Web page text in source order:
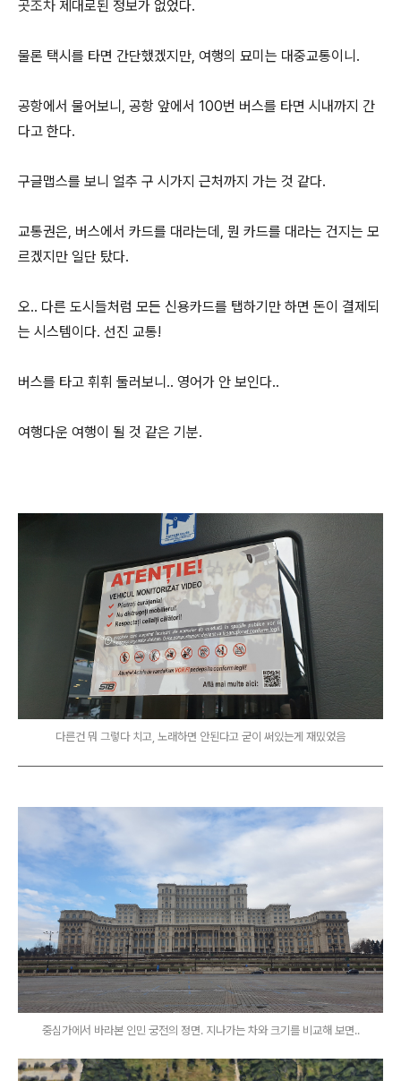
곳조차 제대로된 정보가 없었다.
물론 택시를 타면 간단했겠지만, 여행의 묘미는 대중교통이니.
공항에서 물어보니, 공항 앞에서 100번 버스를 타면 시내까지 간
다고 한다.
구글맵스를 보니 얼추 구 시가지 근처까지 가는 것 같다.
교통권은, 버스에서 카드를 대라는데, 뭔 카드를 대라는 건지는 모
르겠지만 일단 탔다.
오.. 다른 도시들처럼 모든 신용카드를 탭하기만 하면 돈이 결제되
는 시스템이다. 선진 교통!
버스를 타고 휘휘 둘러보니.. 영어가 안 보인다..
여행다운 여행이 될 것 같은 기분.
다른건 뭐 그렇다 치고, 노래하면 안된다고 굳이 써있는게 재밌었음
중심가에서 바라본 인민 궁전의 정면. 지나가는 차와 크기를 비교해 보면..